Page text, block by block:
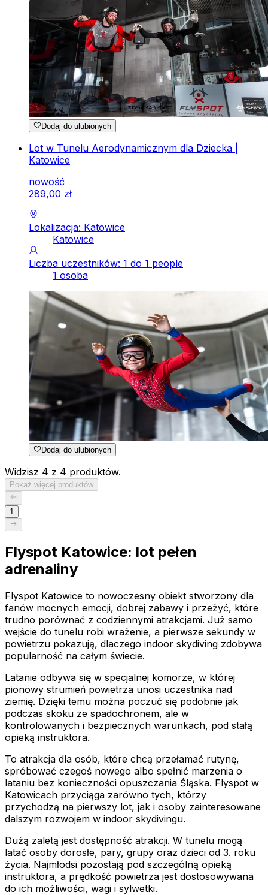
Dodaj do ulubionych
Lot w Tunelu Aerodynamicznym dla Dziecka |
Katowice
nowość
289,00 zł
Lokalizacja: Katowice
Katowice
Liczba uczestników: 1 do 1 people
1 osoba
Dodaj do ulubionych
Widzisz 4 z 4 produktów.
Pokaż więcej produktów
1
Flyspot Katowice: lot pełen
adrenaliny
Flyspot Katowice to nowoczesny obiekt stworzony dla
fanów mocnych emocji, dobrej zabawy i przeżyć, które
trudno porównać z codziennymi atrakcjami. Już samo
wejście do tunelu robi wrażenie, a pierwsze sekundy w
powietrzu pokazują, dlaczego indoor skydiving zdobywa
popularność na całym świecie.
Latanie odbywa się w specjalnej komorze, w której
pionowy strumień powietrza unosi uczestnika nad
ziemię. Dzięki temu można poczuć się podobnie jak
podczas skoku ze spadochronem, ale w
kontrolowanych i bezpiecznych warunkach, pod stałą
opieką instruktora.
To atrakcja dla osób, które chcą przełamać rutynę,
spróbować czegoś nowego albo spełnić marzenia o
lataniu bez konieczności opuszczania Śląska. Flyspot w
Katowicach przyciąga zarówno tych, którzy
przychodzą na pierwszy lot, jak i osoby zainteresowane
dalszym rozwojem w indoor skydivingu.
Dużą zaletą jest dostępność atrakcji. W tunelu mogą
latać osoby dorosłe, pary, grupy oraz dzieci od 3. roku
życia. Najmłodsi pozostają pod szczególną opieką
instruktora, a prędkość powietrza jest dostosowywana
do ich możliwości, wagi i sylwetki.